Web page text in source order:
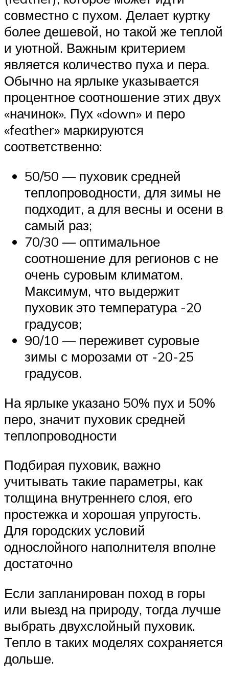
совместно с пухом. Делает куртку
более дешевой, но такой же теплой
и уютной. Важным критерием
является количество пуха и пера.
Обычно на ярлыке указывается
процентное соотношение этих двух
«начинок». Пух «down» и перо
«feather» маркируются
соответственно:
50/50 — пуховик средней
теплопроводности, для зимы не
подходит, а для весны и осени в
самый раз;
70/30 — оптимальное
соотношение для регионов с не
очень суровым климатом.
Максимум, что выдержит
пуховик это температура -20
градусов;
90/10 — переживет суровые
зимы с морозами от -20-25
градусов.
На ярлыке указано 50% пух и 50%
перо, значит пуховик средней
теплопроводности
Подбирая пуховик, важно
учитывать такие параметры, как
толщина внутреннего слоя, его
простежка и хорошая упругость.
Для городских условий
однослойного наполнителя вполне
достаточно
Если запланирован поход в горы
или выезд на природу, тогда лучше
выбрать двухслойный пуховик.
Тепло в таких моделях сохраняется
дольше.